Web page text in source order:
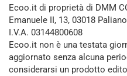
Ecoo.it di proprietà di DMM
Emanuele II, 13, 03018
I.V.A. 03144800608
Ecoo.it non è una testata
aggiornato senza alcuna
considerarsi un prodotto